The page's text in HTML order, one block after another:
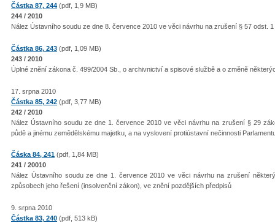
Částka 87, 244 (pdf, 1,9 MB)
244 / 2010
Nález Ústavního soudu ze dne 8. července 2010 ve věci návrhu na zrušení § 57 odst.
Částka 86, 243 (pdf, 1,09 MB)
243 / 2010
Úplné znění zákona č. 499/2004 Sb., o archivnictví a spisové službě a o změně
17. srpna 2010
Částka 85, 242 (pdf, 3,77 MB)
242 / 2010
Nález Ústavního soudu ze dne 1. července 2010 ve věci návrhu na zrušení § 29
půdě a jinému zemědělskému majetku, a na vyslovení protiústavní nečinnosti
Čáska 84, 241 (pdf, 1,84 MB)
241 / 20010
Nález Ústavního soudu ze dne 1. července 2010 ve věci návrhu na zrušení
způsobech jeho řešení (insolvenční zákon), ve znění pozdějších předpisů
9. srpna 2010
Částka 83, 240 (pdf, 513 kB)